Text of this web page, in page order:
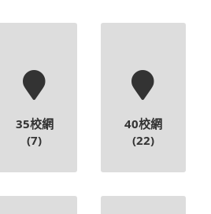
35校網
(7)
40校網
(22)